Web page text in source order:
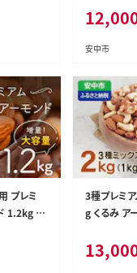
カリフ
入 無塩
使用 防
容量ふ
エ
無料
ド 無添加 ド
ォルニア
添加物不使
蓄食 おつま
るさと納税ナ
ット 群馬
安中市
プレミ
1.2kg A
ト カリ
輸入 無
3種プレミ
g くるみ ア
ッツ 素焼き
ライロース